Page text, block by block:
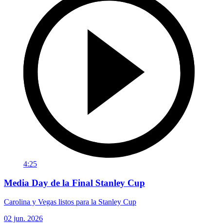
4:25
Media Day de la Final Stanley Cup
Carolina y Vegas listos para la Stanley Cup
02 jun. 2026